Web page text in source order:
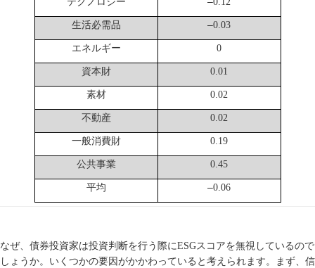
生活必需品 –0.03
エネルギー 0
資本財 0.01
素材 0.02
不動産 0.02
一般消費財 0.19
公共事業 0.45
平均 –0.06
なぜ、債券投資家は投資判断を行う際にESGスコアを無視しているので
しょうか。いくつかの要因がかかわっていると考えられます。まず、信